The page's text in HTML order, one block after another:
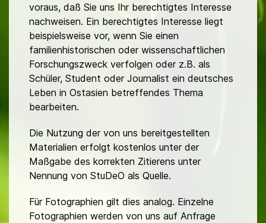
voraus, daß Sie uns Ihr berechtigtes Interesse
nachweisen. Ein berechtigtes Interesse liegt
beispielsweise vor, wenn Sie einen
familienhistorischen oder wissenschaftlichen
Forschungszweck verfolgen oder z.B. als
Schüler, Student oder Journalist ein deutsches
Leben in Ostasien betreffendes Thema
bearbeiten.
Die Nutzung der von uns bereitgestellten
Materialien erfolgt kostenlos unter der
Maßgabe des korrekten Zitierens unter
Nennung von StuDeO als Quelle.
Für Fotographien gilt dies analog. Einzelne
Fotographien werden von uns auf Anfrage